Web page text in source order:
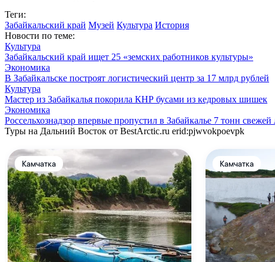
Теги:
Забайкальский край Музей Культура История
Новости по теме:
Культура
Забайкальский край ищет 25 «земских работников культуры»
Экономика
В Забайкальске построят логистический центр за 17 млрд рублей
Культура
Мастер из Забайкалья покорила КНР бусами из кедровых шишек
Экономика
Россельхознадзор впервые пропустил в Забайкалье 7 тонн
Туры на Дальний Восток от BestArctic.ru erid:pjwvokpoevpk